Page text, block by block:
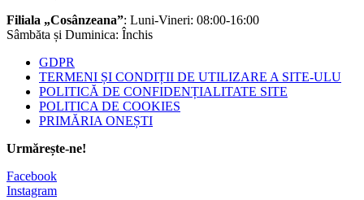
Filiala „Cosânzeana”: Luni-Vineri: 08:00-16:00
Sâmbăta și Duminica: Închis
GDPR
TERMENI ȘI CONDIȚII DE UTILIZARE A SITE-ULU
POLITICĂ DE CONFIDENȚIALITATE SITE
POLITICA DE COOKIES
PRIMĂRIA ONEȘTI
Urmărește-ne!
Facebook
Instagram